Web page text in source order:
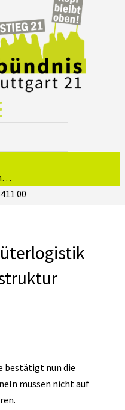
00
bestätigt nun die
müssen nicht auf